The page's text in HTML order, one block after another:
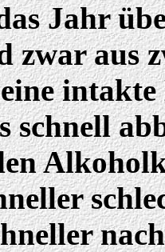
Jahr
zwar aus
schnell